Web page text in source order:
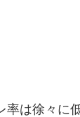
は徐々に